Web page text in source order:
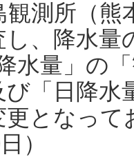
測所（熊
、降水
水量」の
び「日降
更となっ
）